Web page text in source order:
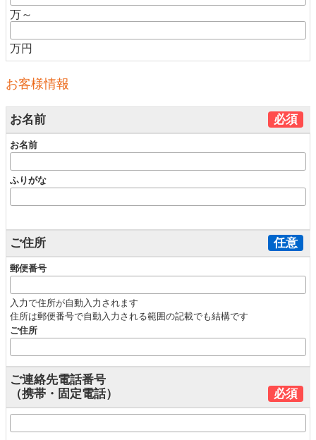
万～
万円
お客様情報
お名前 必須
お名前
ふりがな
ご住所 任意
郵便番号
入力で住所が自動入力されます
住所は郵便番号で自動入力される範囲の記載でも結構です
ご住所
ご連絡先電話番号
（携帯・固定電話）
必須